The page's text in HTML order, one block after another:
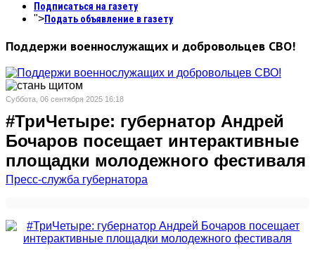
Подписаться на газету
">Подать объявление в газету
Поддержи военнослужащих и добровольцев СВО!
Суббота, 06 сентября 2025 16:18
#ТриЧетыре: губернатор Андрей
Бочаров посещает интерактивные
площадки молодежного фестиваля
Пресс-служба губернатора